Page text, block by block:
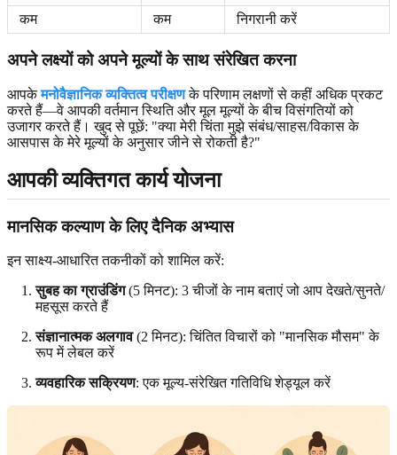
कम कम निगरानी करें
अपने लक्ष्यों को अपने मूल्यों के साथ संरेखित करना
आपकेमनोवैज्ञानिक व्यक्तित्व परीक्षणके परिणाम लक्षणों से कहीं अधिक प्रकट
करते हैं—वे आपकी वर्तमान स्थिति और मूल मूल्यों के बीच विसंगतियों को
उजागर करते हैं। खुद से पूछें: "क्या मेरी चिंता मुझे संबंध/साहस/विकास के
आसपास के मेरे मूल्यों के अनुसार जीने से रोकती है?"
आपकी व्यक्तिगत कार्य योजना
मानसिक कल्याण के लिए दैनिक अभ्यास
इन साक्ष्य-आधारित तकनीकों को शामिल करें:
सुबह का ग्राउंडिंग(5 मिनट): 3 चीजों के नाम बताएं जो आप देखते/सुनते/
महसूस करते हैं
संज्ञानात्मक अलगाव(2 मिनट): चिंतित विचारों को "मानसिक मौसम" के
रूप में लेबल करें
व्यवहारिक सक्रियण: एक मूल्य-संरेखित गतिविधि शेड्यूल करें